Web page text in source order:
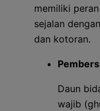
memiliki
sejalan
dan kotoran.
Daun
wajib